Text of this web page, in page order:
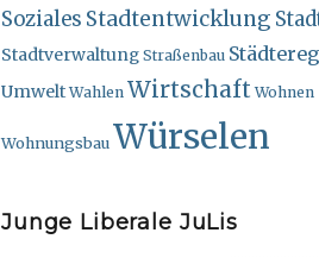
Soziales Stadtentwicklung
Stadtverwaltung Straßenbau
Umwelt Wahlen Wirtschaft Wohnen
WohnungsbauWürselen
Junge Liberale JuLis